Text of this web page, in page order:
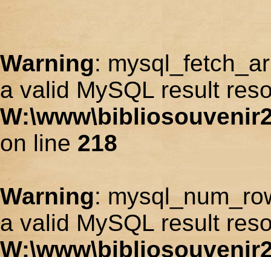
Warning:
a valid MySQL result
on line 218
Warning:
a valid MySQL result